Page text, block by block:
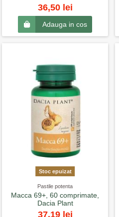
36,50 lei
Adauga in cos
Stoc epuizat
Pastile potenta
Macca 69+, 60 comprimate,
Dacia Plant
37,19 lei